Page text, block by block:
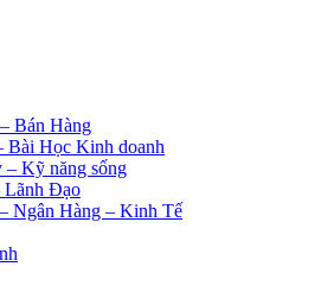
Bán Hàng
Bài Học Kinh doanh
– Kỹ năng sống
Lãnh Đạo
Ngân Hàng – Kinh Tế